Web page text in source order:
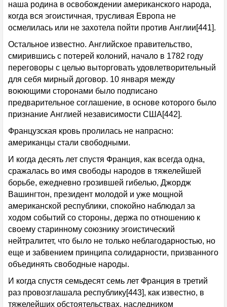
наша родина в освобождении американского народа,
когда вся эгоистичная, трусливая Европа не
осмелилась или не захотела пойти против Англии[441].
Остальное известно. Английское правительство,
смирившись с потерей колоний, начало в 1782 году
переговоры с целью выторговать удовлетворительный
для себя мирный договор. 10 января между
воюющими сторонами было подписано
предварительное соглашение, в основе которого было
признание Англией независимости США[442].
Французская кровь пролилась не напрасно:
американцы стали свободными.
И когда десять лет спустя Франция, как всегда одна,
сражалась во имя свободы народов в тяжелейшей
борьбе, ежедневно грозившей гибелью, Джордж
Вашингтон, президент молодой и уже мощной
американской республики, спокойно наблюдал за
ходом событий со стороны, держа по отношению к
своему старинному союзнику эгоистический
нейтралитет, что было не только неблагодарностью, но
еще и забвением принципа солидарности, призванного
объединять свободные народы.
И когда спустя семьдесят семь лет Франция в третий
раз провозглашала республику[443], как известно, в
тяжелейших обстоятельствах, наследником